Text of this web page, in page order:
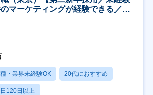
マーケティングが経験できる／研
・業界未経験OK 20代におすすめ
120日以上